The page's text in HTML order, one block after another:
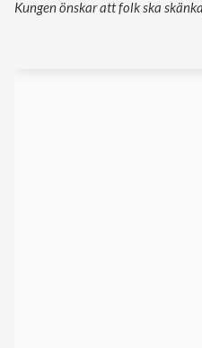
Kungen önskar att folk ska